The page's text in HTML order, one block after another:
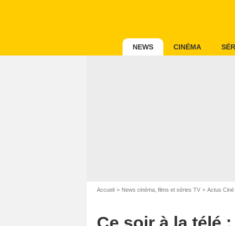
NEWS CINÉMA
Accueil News cinéma, films et séries TV Actus Ciné